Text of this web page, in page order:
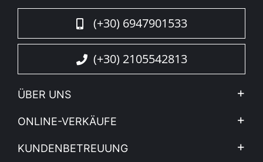
(+30) 6947901533
(+30) 2105542813
ÜBER UNS
Firma
Sehen Sie unsere Nachrichten
ONLINE-VERKÄUFE
Mein Konto
KUNDENBETREUUNG